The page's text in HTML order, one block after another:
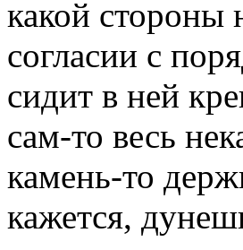
какой стороны
согласии с
сидит в ней
сам-то весь
камень-то
кажется,